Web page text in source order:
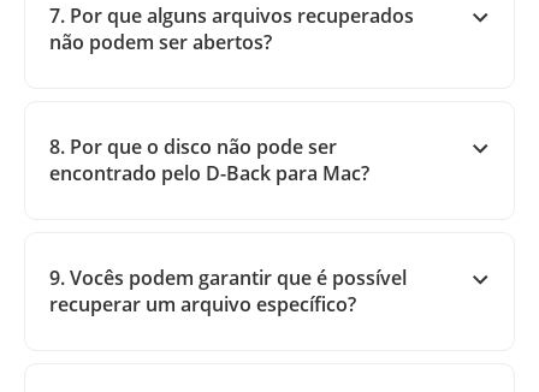
7. Por que alguns arquivos recuperados
não podem ser abertos?
8. Por que o disco não pode ser
encontrado pelo D-Back para Mac?
9. Vocês podem garantir que é possível
recuperar um arquivo específico?